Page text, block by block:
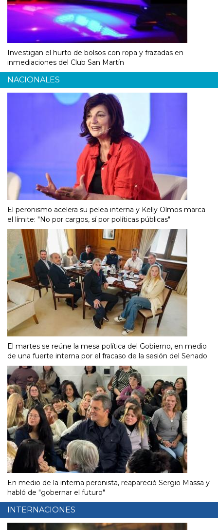
Investigan el hurto de bolsos con ropa y frazadas en
inmediaciones del Club San Martín
NACIONALES
El peronismo acelera su pelea interna y Kelly Olmos marca
el límite: "No por cargos, sí por políticas públicas"
El martes se reúne la mesa política del Gobierno, en medio
de una fuerte interna por el fracaso de la sesión del Senado
En medio de la interna peronista, reapareció Sergio Massa y
habló de "gobernar el futuro"
INTERNACIONES